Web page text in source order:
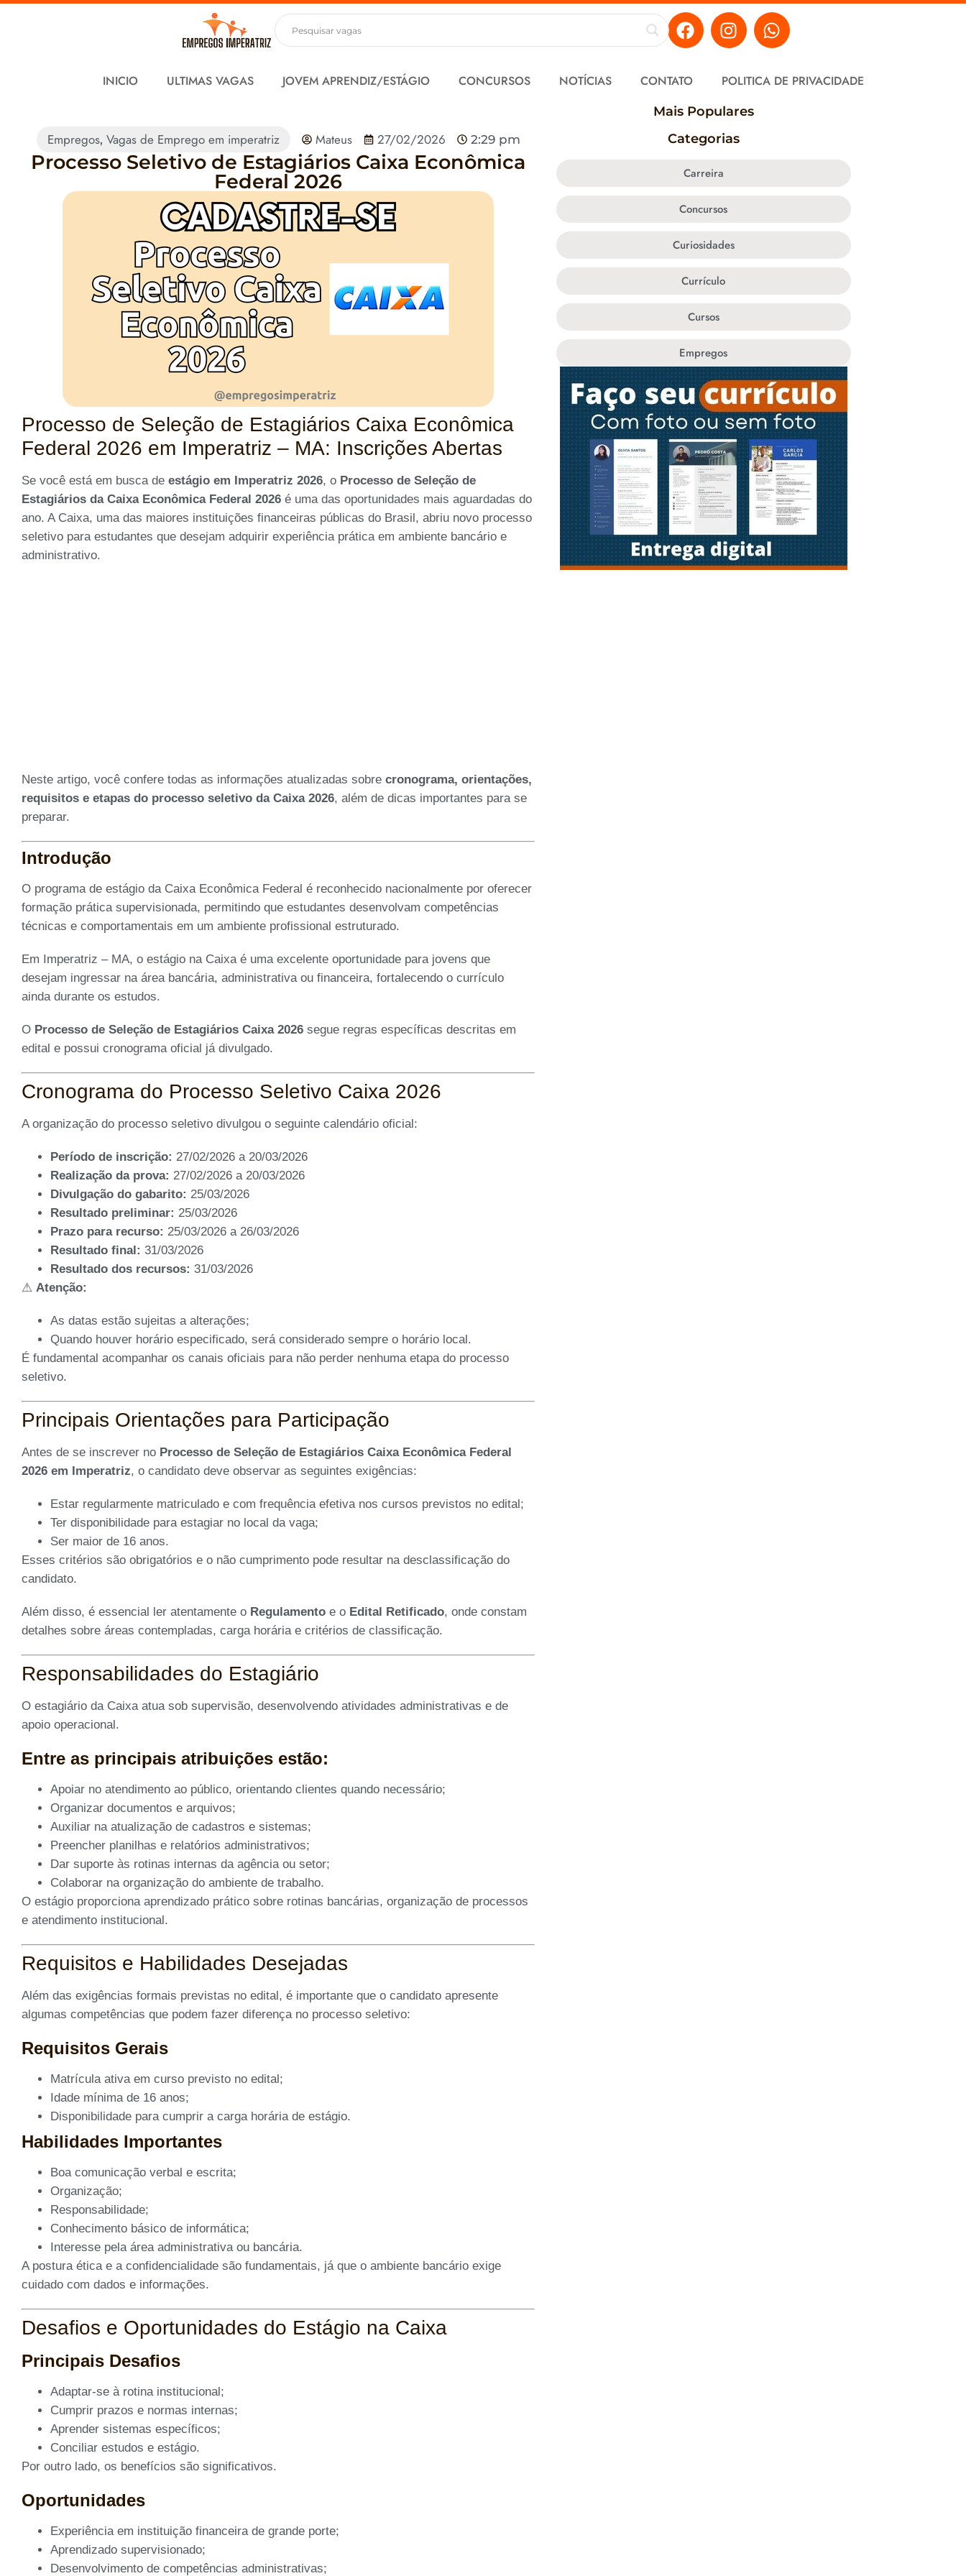
INICIO ULTIMAS VAGAS JOVEM APRENDIZ/ESTÁGIO CONCURSOS NOTÍCIAS CONTATO POLITICA DE PRIVACIDADE
Empregos, Vagas de Emprego em imperatriz Mateus 27/02/2026 2:29 pm
Processo Seletivo de Estagiários Caixa Econômica
Federal 2026
Processo de Seleção de Estagiários Caixa Econômica
Federal 2026 em Imperatriz – MA: Inscrições Abertas
Se você está em busca de estágio em Imperatriz 2026, o Processo de Seleção de
Estagiários da Caixa Econômica Federal 2026 é uma das oportunidades mais aguardadas do
ano. A Caixa, uma das maiores instituições financeiras públicas do Brasil, abriu novo processo
seletivo para estudantes que desejam adquirir experiência prática em ambiente bancário e
administrativo.
Neste artigo, você confere todas as informações atualizadas sobre cronograma, orientações,
requisitos e etapas do processo seletivo da Caixa 2026, além de dicas importantes para se
preparar.
Introdução
O programa de estágio da Caixa Econômica Federal é reconhecido nacionalmente por oferecer
formação prática supervisionada, permitindo que estudantes desenvolvam competências
técnicas e comportamentais em um ambiente profissional estruturado.
Em Imperatriz – MA, o estágio na Caixa é uma excelente oportunidade para jovens que
desejam ingressar na área bancária, administrativa ou financeira, fortalecendo o currículo
ainda durante os estudos.
O Processo de Seleção de Estagiários Caixa 2026 segue regras específicas descritas em
edital e possui cronograma oficial já divulgado.
Cronograma do Processo Seletivo Caixa 2026
A organização do processo seletivo divulgou o seguinte calendário oficial:
Período de inscrição: 27/02/2026 a 20/03/2026
Realização da prova: 27/02/2026 a 20/03/2026
Divulgação do gabarito: 25/03/2026
Resultado preliminar: 25/03/2026
Prazo para recurso: 25/03/2026 a 26/03/2026
Resultado final: 31/03/2026
Resultado dos recursos: 31/03/2026
⚠ Atenção:
As datas estão sujeitas a alterações;
Quando houver horário especificado, será considerado sempre o horário local.
É fundamental acompanhar os canais oficiais para não perder nenhuma etapa do processo
seletivo.
Principais Orientações para Participação
Antes de se inscrever no Processo de Seleção de Estagiários Caixa Econômica Federal
2026 em Imperatriz, o candidato deve observar as seguintes exigências:
Estar regularmente matriculado e com frequência efetiva nos cursos previstos no edital;
Ter disponibilidade para estagiar no local da vaga;
Ser maior de 16 anos.
Esses critérios são obrigatórios e o não cumprimento pode resultar na desclassificação do
candidato.
Além disso, é essencial ler atentamente o Regulamento e o Edital Retificado, onde constam
detalhes sobre áreas contempladas, carga horária e critérios de classificação.
Responsabilidades do Estagiário
O estagiário da Caixa atua sob supervisão, desenvolvendo atividades administrativas e de
apoio operacional.
Entre as principais atribuições estão:
Apoiar no atendimento ao público, orientando clientes quando necessário;
Organizar documentos e arquivos;
Auxiliar na atualização de cadastros e sistemas;
Preencher planilhas e relatórios administrativos;
Dar suporte às rotinas internas da agência ou setor;
Colaborar na organização do ambiente de trabalho.
O estágio proporciona aprendizado prático sobre rotinas bancárias, organização de processos
e atendimento institucional.
Requisitos e Habilidades Desejadas
Além das exigências formais previstas no edital, é importante que o candidato apresente
algumas competências que podem fazer diferença no processo seletivo:
Requisitos Gerais
Matrícula ativa em curso previsto no edital;
Idade mínima de 16 anos;
Disponibilidade para cumprir a carga horária de estágio.
Habilidades Importantes
Boa comunicação verbal e escrita;
Organização;
Responsabilidade;
Conhecimento básico de informática;
Interesse pela área administrativa ou bancária.
A postura ética e a confidencialidade são fundamentais, já que o ambiente bancário exige
cuidado com dados e informações.
Desafios e Oportunidades do Estágio na Caixa
Principais Desafios
Adaptar-se à rotina institucional;
Cumprir prazos e normas internas;
Aprender sistemas específicos;
Conciliar estudos e estágio.
Por outro lado, os benefícios são significativos.
Oportunidades
Experiência em instituição financeira de grande porte;
Aprendizado supervisionado;
Desenvolvimento de competências administrativas;
Mais Populares
Categorias
Carreira
Concursos
Curiosidades
Currículo
Cursos
Empregos